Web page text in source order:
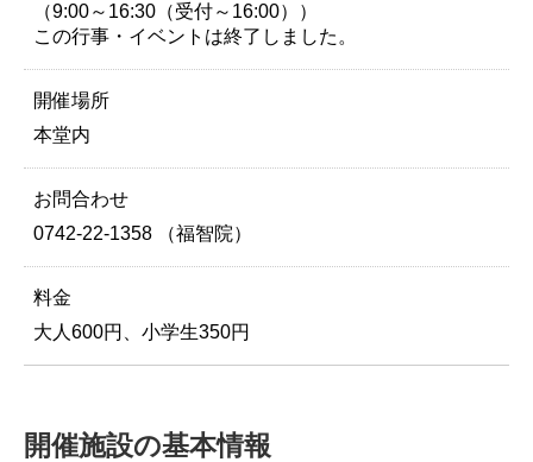
（9:00～16:30（受付～16:00））
この行事・イベントは終了しました。
開催場所
本堂内
お問合わせ
0742-22-1358 （福智院）
料金
大人600円、小学生350円
開催施設の基本情報